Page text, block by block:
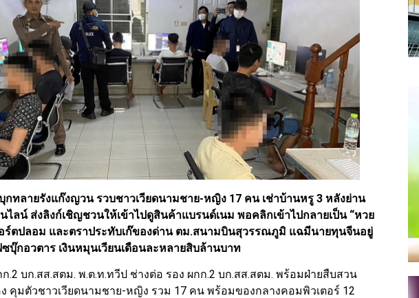
ทลายรังแก๊งญวน รวบชาวเวียดนามชาย-หญิง 17 คน เช่าบ้านหรู 3 หลังย่าน
ไลน์ ส่งลิงก์เชิญชวนให้เข้าไปดูสินค้าแบรนด์เนม พอคลิกเข้าไปกลายเป็น “หวย
ร์ตปลอม และตราประทับเก๊ของด่าน ตม.สนามบินสุวรรณภูมิ แฉมีนายทุนจีนอยู่
ซบุ๊กอวตาร เงินหมุนเวียนเดือนละหลายสิบล้านบาท
.2 บก.สส.สตม. พ.ต.ท.ทวีป ช่างต่อ รอง ผกก.2 บก.สส.สตม. พร้อมฝ่ายสืบสวน
ง คุมตัวชาวเวียดนามชาย-หญิง รวม 17 คน พร้อมของกลางคอมพิวเตอร์ 12